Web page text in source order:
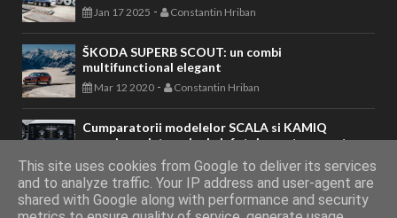
Jan 17 2025 - Constantin Hriban
ŠKODA SUPERB SCOUT: un combi
multifunctional elegant
Mar 12 2020 - Constantin Hriban
Cumparatorii modelelor SCALA si KAMIQ
apreciaza sistemele de infotainment avansate
Apr 23 2020- Constantin Hriban
This site uses cookies from Google to deliver its services
and to analyze traffic. Your IP address and user-agent are
shared with Google along with performance and security